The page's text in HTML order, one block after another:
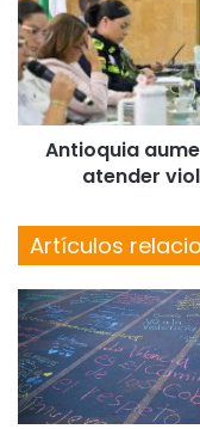
Antioquia
atender
Artículos